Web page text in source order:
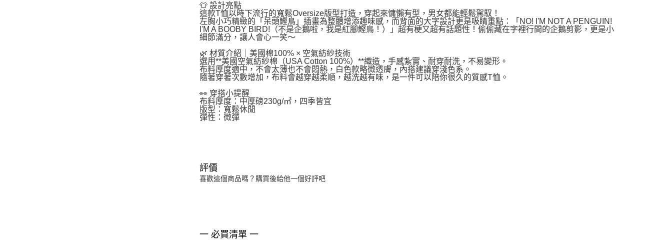
👕 設計亮點
這款T恤以時下流行的寬鬆Oversize版型打造，穿起來慵懶有型，男女都能輕鬆駕馭！
左胸小巧精緻的「呆頭鰹鳥」插畫為整體增添趣味感，而背面的大字設計更是吸睛重點：「NO! I'M NOT A PENGUIN!
I'M A BOOBY BIRD!（不是企鵝啦，我是紅腳鰹鳥！）」超有梗又超有話題性！偷偷藏在字裡行間的企鵝剪影，更是小
細節滿分，讓人會心一笑～
🌿 材質介紹｜美國棉100% × 空氣紡紗技術
選用**美國空氣紡紗棉（USA Cotton 100%）**織造，手感紮實、耐穿耐洗，不易變形。
布料厚度適中，不會太薄也不會悶熱，白色款略微透膚，內搭建議穿淺色系。
隨著穿著次數增加，布料會越穿越柔順，越洗越有味，是一件可以陪你很久的質感T恤。
👀 穿搭小提醒
布料厚度：中厚磅230g/㎡，四季皆宜
版型：寬鬆休閒
彈性：微彈
評價
喜歡這個商品嗎？購買後給他一個好評吧
一 必買清單 一